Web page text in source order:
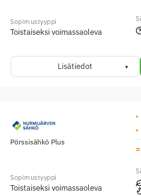
Toistaiseksi voimassaoleva
Lisätiedot
Pörssisähkö Plus
Toistaiseksi voimassaoleva